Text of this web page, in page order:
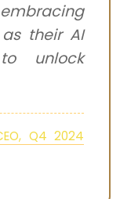
their AI
unlock
Q4 2024